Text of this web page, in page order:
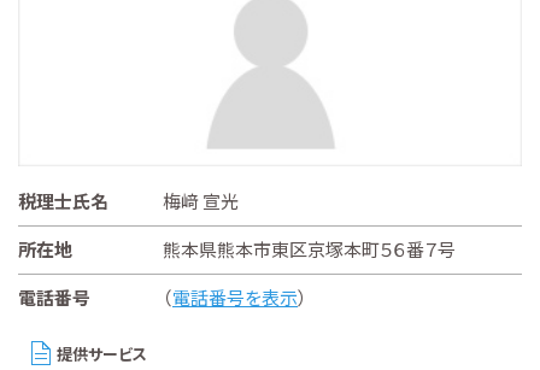
税理士氏名
梅﨑 宣光
所在地
熊本県熊本市東区京塚本町５６番７号
電話番号
（電話番号を表示）
提供サービス